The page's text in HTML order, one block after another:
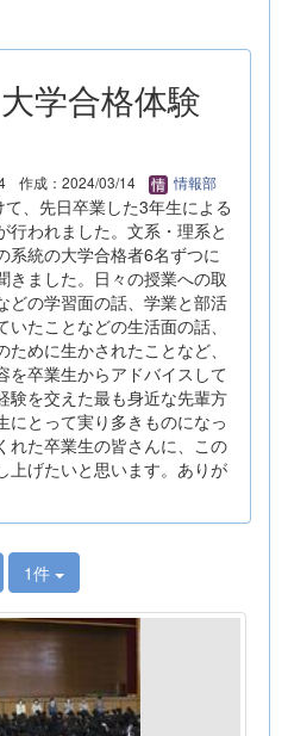
学合格体験
作成：2024/03/14 情報部
、先日卒業した3年生による
行われました。文系・理系と
系統の大学合格者6名ずつに
きました。日々の授業への取
どの学習面の話、学業と部活
たことなどの生活面の話、
めに生かされたことなど、
を卒業生からアドバイスして
験を交えた最も身近な先輩方
にとって実り多きものになっ
れた卒業生の皆さんに、この
上げたいと思います。ありが
1件